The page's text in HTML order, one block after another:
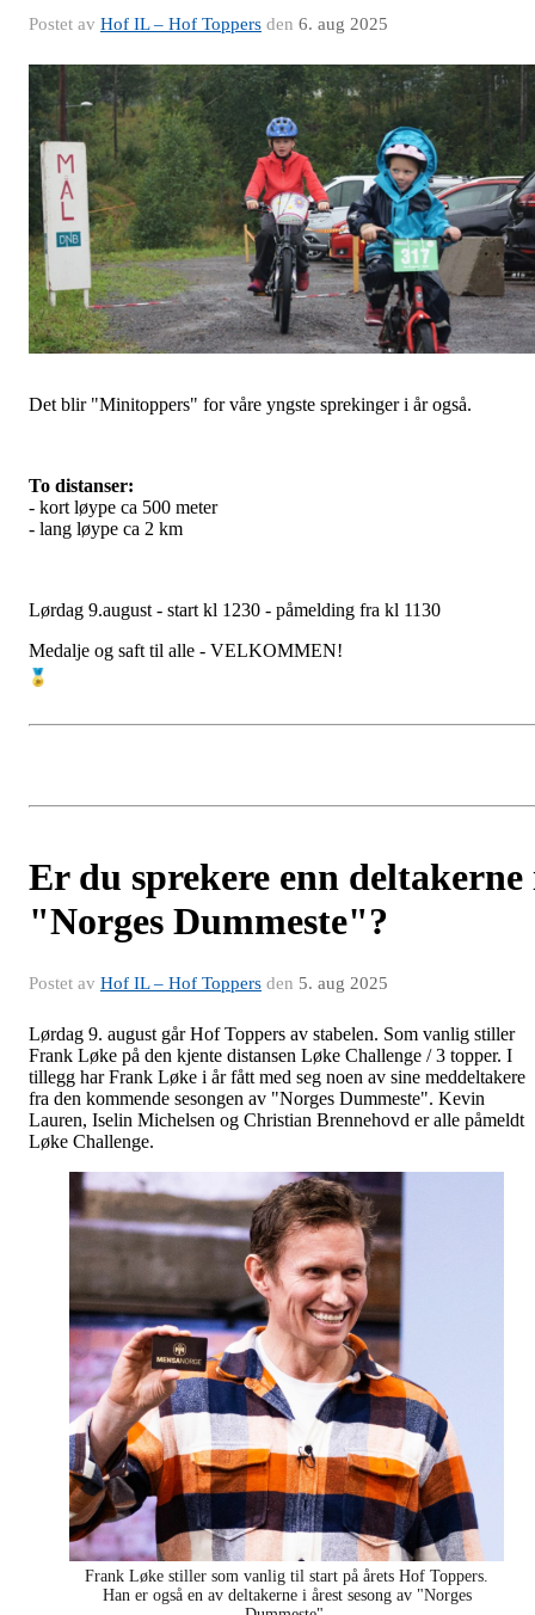
Postet av Hof IL – Hof Toppers den 6. aug 2025
Det blir "Minitoppers" for våre yngste sprekinger i år også.
To distanser:
- kort løype ca 500 meter
- lang løype ca 2 km
Lørdag 9.august - start kl 1230 - påmelding fra kl 1130
Medalje og saft til alle - VELKOMMEN!
Er du sprekere enn deltakerne
"Norges Dummeste"?
Postet av Hof IL – Hof Toppers den 5. aug 2025
Lørdag 9. august går Hof Toppers av stabelen. Som vanlig stiller
Frank Løke på den kjente distansen Løke Challenge / 3 topper. I
tillegg har Frank Løke i år fått med seg noen av sine meddeltakere
fra den kommende sesongen av "Norges Dummeste". Kevin
Lauren, Iselin Michelsen og Christian Brennehovd er alle påmeldt
Løke Challenge.
Frank Løke stiller som vanlig til start på årets Hof Toppers.
Han er også en av deltakerne i årest sesong av "Norges